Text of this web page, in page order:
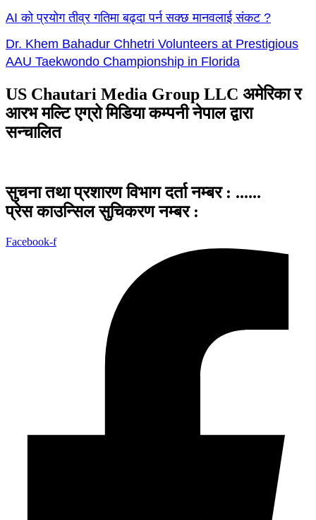
AI को प्रयोग तीव्र गतिमा बढ्दा पर्न सक्छ मानवलाई संकट ?
Dr. Khem Bahadur Chhetri Volunteers at Prestigious
AAU Taekwondo Championship in Florida
US Chautari Media Group LLC अमेरिका र
आरभ मल्टि एग्रो मिडिया कम्पनी नेपाल द्वारा
सन्चालित
सुचना तथा प्रशारण विभाग दर्ता नम्बर : ......
प्रेस काउन्सिल सुचिकरण नम्बर :
Facebook-f